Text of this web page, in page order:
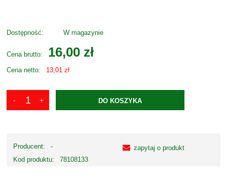
Dostępność: W magazynie
Cena brutto: 16,00 zł
Cena netto: 13,01 zł
DO KOSZYKA
Producent:
-
Kod produktu:
78108133
zapytaj o produkt